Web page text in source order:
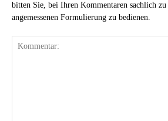
bitten Sie, bei Ihren Kommentaren sachlich
angemessenen Formulierung zu bedienen.